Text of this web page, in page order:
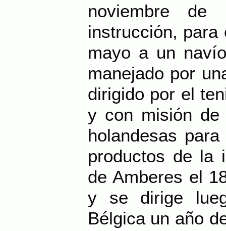
noviembre
instrucción, para
mayo a un
manejado por
dirigido por el
y con misión de
holandesas
productos de la
de Amberes el
y se dirige
Bélgica un año